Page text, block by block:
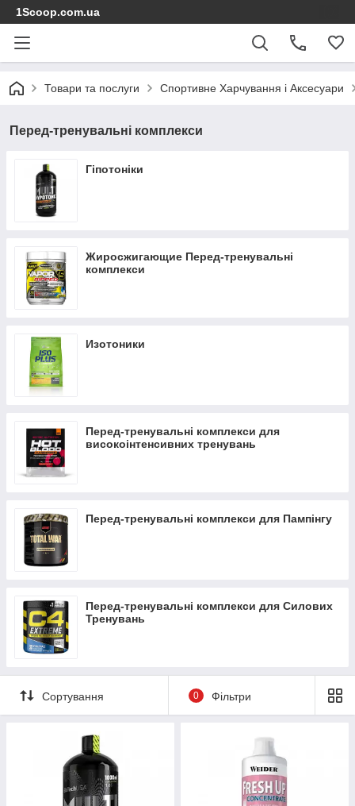
1Scoop.com.ua
Товари та послуги Спортивне Харчування і Аксесуари
Перед-тренувальні комплекси
Гіпотоніки
Жиросжигающие Перед-тренувальні
комплекси
Изотоники
Перед-тренувальні комплекси для
високоінтенсивних тренувань
Перед-тренувальні комплекси для Пампінгу
Перед-тренувальні комплекси для Силових
Тренувань
Сортування 0 Фільтри